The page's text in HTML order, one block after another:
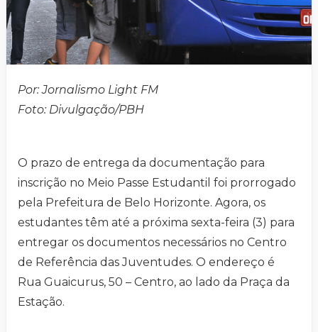
Por: Jornalismo Light FM
Foto: Divulgação/PBH
O prazo de entrega da documentação para
inscrição no Meio Passe Estudantil foi prorrogado
pela Prefeitura de Belo Horizonte. Agora, os
estudantes têm até a próxima sexta-feira (3) para
entregar os documentos necessários no Centro
de Referência das Juventudes. O endereço é
Rua Guaicurus, 50 – Centro, ao lado da Praça da
Estação.